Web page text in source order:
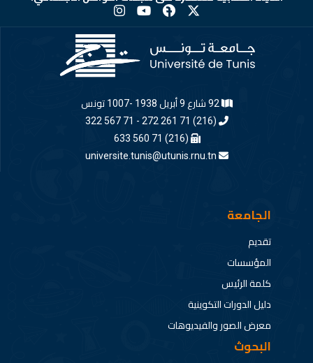
(216) 71 261 272 - 71 567 322
(216) 71 560 633
universite.tunis@utunis.rnu.tn
الجامعة
تقديم
المؤسسات
كلمة الرئيس
دليل الدورات التكوينية
معرض الصور والفيديوهات
البحوث